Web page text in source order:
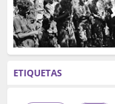
ETIQUETAS